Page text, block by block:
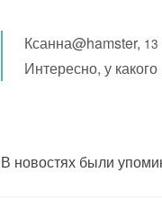
Ксанна@hamster,
Интересно, у
В новостях были